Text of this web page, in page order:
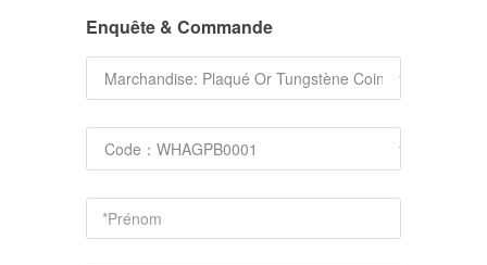
Enquête & Commande